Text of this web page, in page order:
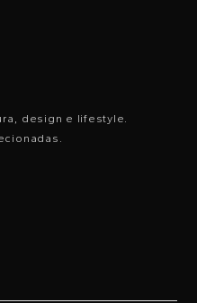
design e lifestyle.